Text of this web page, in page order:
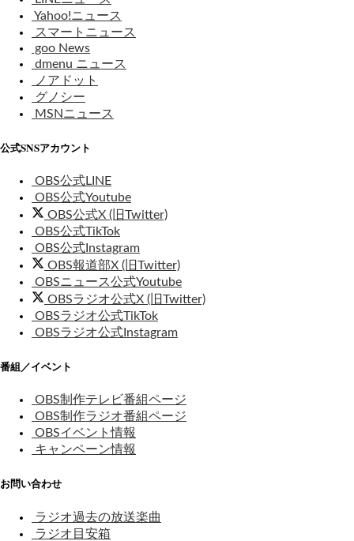
Yahoo!ニュース
スマートニュース
goo News
dmenu ニュース
ノアドット
グノシー
MSNニュース
公式SNSアカウント
OBS公式LINE
OBS公式Youtube
OBS公式X (旧Twitter)
OBS公式TikTok
OBS公式Instagram
OBS報道部X (旧Twitter)
OBSニュース公式Youtube
OBSラジオ公式X (旧Twitter)
OBSラジオ公式TikTok
OBSラジオ公式Instagram
番組／イベント
OBS制作テレビ番組ページ
OBS制作ラジオ番組ページ
OBSイベント情報
キャンペーン情報
お問い合わせ
ラジオ過去の放送楽曲
ラジオ目安箱